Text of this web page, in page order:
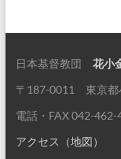
日本基督教団 花小
〒187-0011 東京都
電話・FAX 042-462-
アクセス（地図）